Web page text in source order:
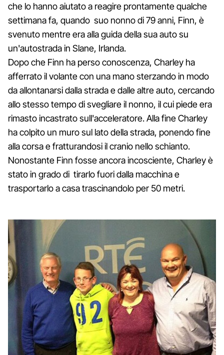
che lo hanno aiutato a reagire prontamente qualche
settimana fa, quando suo nonno di 79 anni, Finn, è
svenuto mentre era alla guida della sua auto su
un'autostrada in Slane, Irlanda.
Dopo che Finn ha perso conoscenza, Charley ha
afferrato il volante con una mano sterzando in modo
da allontanarsi dalla strada e dalle altre auto, cercando
allo stesso tempo di svegliare il nonno, il cui piede era
rimasto incastrato sull'acceleratore. Alla fine Charley
ha colpito un muro sul lato della strada, ponendo fine
alla corsa e fratturandosi il cranio nello schianto.
Nonostante Finn fosse ancora incosciente, Charley è
stato in grado di tirarlo fuori dalla macchina e
trasportarlo a casa trascinandolo per 50 metri.